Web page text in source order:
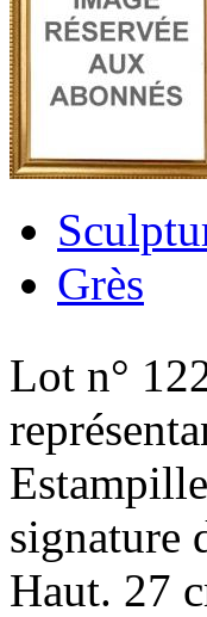
Grès
Lot n°
signature
Haut. 27